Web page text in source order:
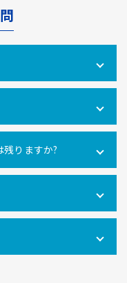
PCの操作ログを取得
11(Big Sur)、
ライアントでは、PC
操作時間）のみの対
りますか?
のパソコン利用も利
、インターネットへ
を管理サーバにアッ
ます。